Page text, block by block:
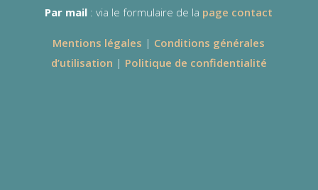
Par mail : via le formulaire de la page contact
Mentions légales | Conditions générales
d’utilisation | Politique de confidentialité